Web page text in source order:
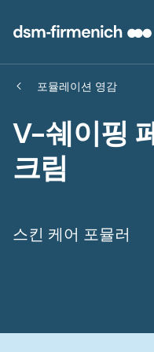
포뮬레이션 영감
V-쉐이핑
크림
스킨 케어 포뮬러